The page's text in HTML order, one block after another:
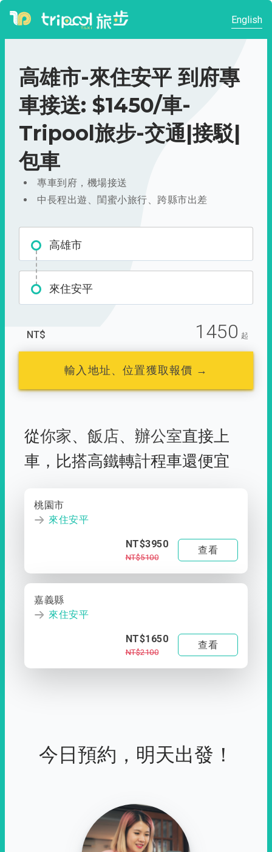
English
高雄市-來住安平 到府專
車接送: $1450/車-
Tripool旅步-交通|接駁|
包車
專車到府，機場接送
中長程出遊、閨蜜小旅行、跨縣市出差
高雄市
來住安平
NT$ 1450 起
輸入地址、位置獲取報價 →
從你家、 飯店、 辦公室直接上
車， 比搭高鐵轉計程車還便宜
桃園市
來住安平
NT$3950
NT$5100
查看
嘉義縣
來住安平
NT$1650
NT$2100
查看
今日預約，明天出發！